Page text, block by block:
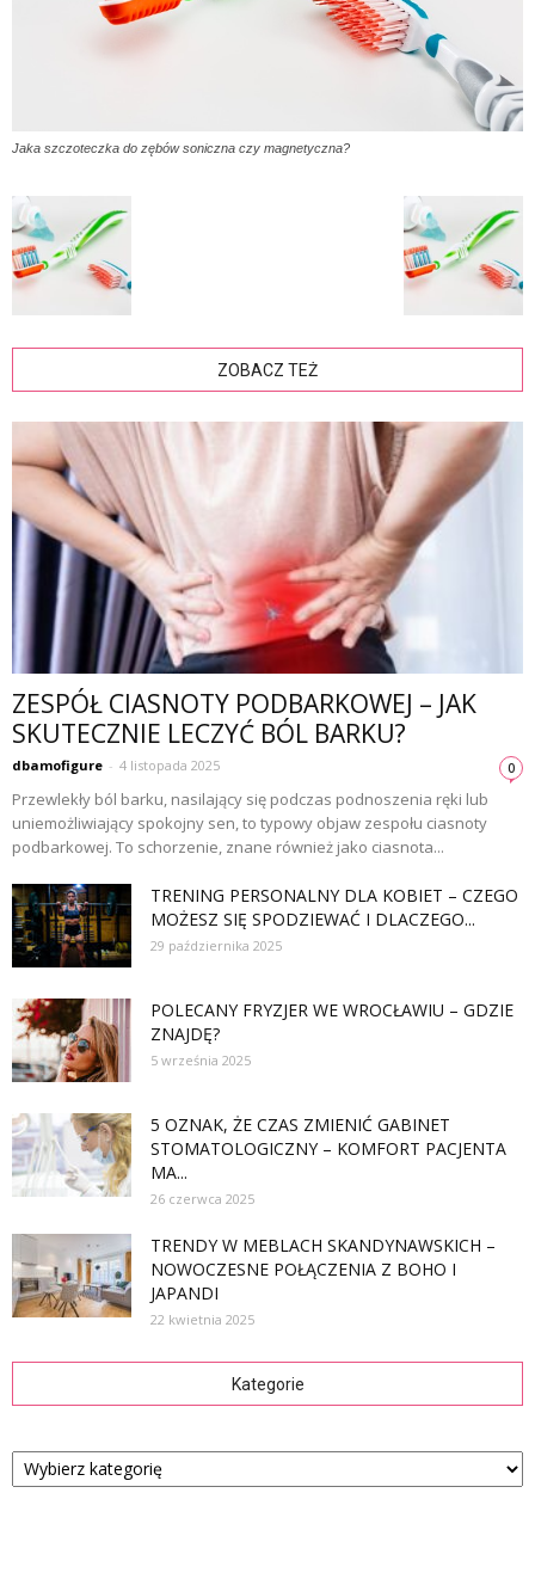
Jaka szczoteczka do zębów soniczna czy magnetyczna?
ZOBACZ TEŻ
ZESPÓŁ CIASNOTY PODBARKOWEJ – JAK
SKUTECZNIE LECZYĆ BÓL BARKU?
dbamofigure - 4 listopada 2025 0
Przewlekły ból barku, nasilający się podczas podnoszenia ręki lub
uniemożliwiający spokojny sen, to typowy objaw zespołu ciasnoty
podbarkowej. To schorzenie, znane również jako ciasnota...
TRENING PERSONALNY DLA KOBIET – CZEGO
MOŻESZ SIĘ SPODZIEWAĆ I DLACZEGO...
29 października 2025
POLECANY FRYZJER WE WROCŁAWIU – GDZIE
ZNAJDĘ?
5 września 2025
5 OZNAK, ŻE CZAS ZMIENIĆ GABINET
STOMATOLOGICZNY – KOMFORT PACJENTA
MA...
26 czerwca 2025
TRENDY W MEBLACH SKANDYNAWSKICH –
NOWOCZESNE POŁĄCZENIA Z BOHO I
JAPANDI
22 kwietnia 2025
Kategorie
Kategorie